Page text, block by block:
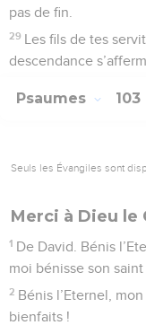
pas de fin.
29 Les fils de tes
descendance
Psaumes 103
Seuls les Évangiles sont
Merci à Dieu le
1 De David. Bénis
moi bénisse son saint
2 Bénis l’Eternel,
bienfaits !